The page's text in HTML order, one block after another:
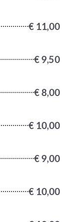
€ 11,00
€ 9,50
€ 8,00
€ 10,00
€ 9,00
€ 10,00